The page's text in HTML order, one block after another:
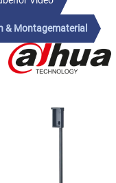
& Montagematerial